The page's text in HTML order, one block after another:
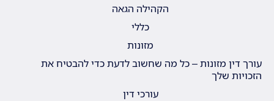
הקהילה הגאה
כללי
מזונות
עורך דין מזונות – כל מה שחשוב לדעת כדי להבטיח את
הזכויות שלך
עורכי דין